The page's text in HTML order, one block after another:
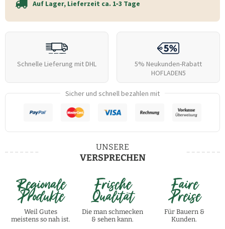
Auf Lager, Lieferzeit ca. 1‑3 Tage
Schnelle Lieferung mit DHL
5% Neukunden-Rabatt
HOFLADEN5
Sicher und schnell bezahlen mit
UNSERE
VERSPRECHEN
Regionale
Produkte
Weil Gutes
meistens so nah ist.
Frische
Qualität
Die man schmecken
& sehen kann.
Faire
Preise
Für Bauern &
Kunden.